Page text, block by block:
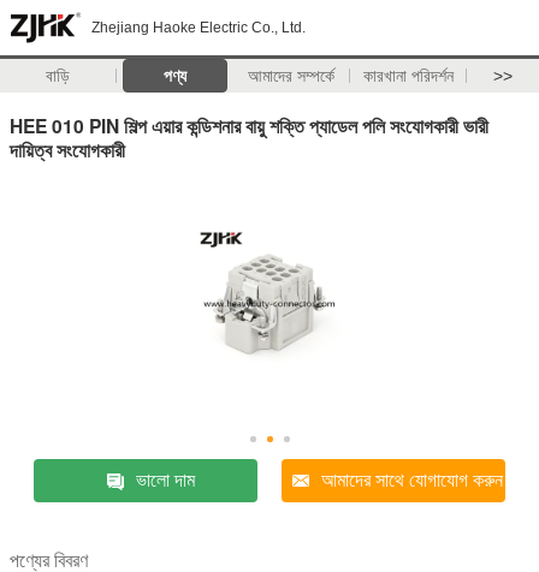
Zhejiang Haoke Electric Co., Ltd.
বাড়ি পণ্য আমাদের সম্পর্কে কারখানা পরিদর্শন >>
HEE 010 PIN শিল্প এয়ার কন্ডিশনার বায়ু শক্তি প্যাডেল পলি সংযোগকারী ভারী
দায়িত্ব সংযোগকারী
ভালো দাম আমাদের সাথে যোগাযোগ করুন
পণ্যের বিবরণ